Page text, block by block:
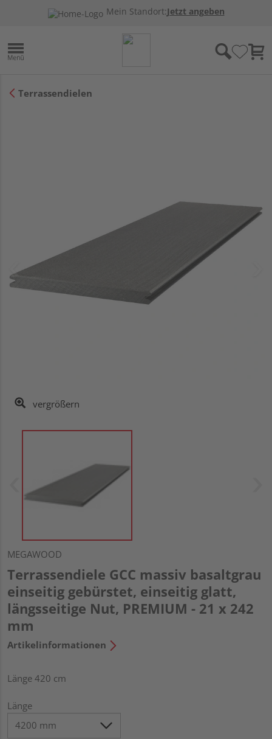
Mein Standort:Jetzt angeben
Terrassendielen
vergrößern
MEGAWOOD
Terrassendiele GCC massiv basaltgrau
einseitig gebürstet, einseitig glatt,
längsseitige Nut, PREMIUM - 21 x 242
mm
Artikelinformationen
Länge 420 cm
Länge